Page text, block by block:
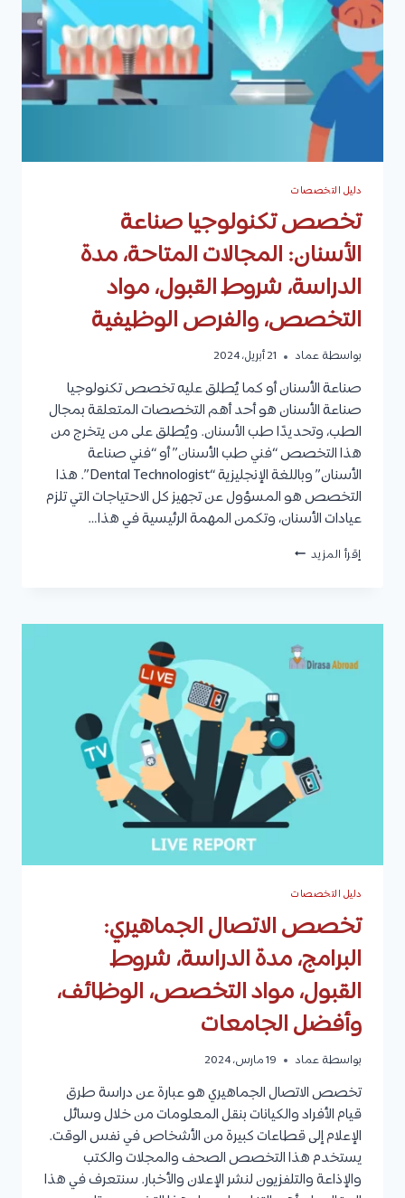
القبول،
والفرص
الوظيفية
دليل التخصصات
تخصص تكنولوجيا صناعة
الأسنان: المجالات المتاحة، مدة
الدراسة، شروط القبول، مواد
التخصص، والفرص الوظيفية
بواسطة عماد 21 أبريل، 2024
صناعة الأسنان أو كما يُطلق عليه تخصص تكنولوجيا
صناعة الأسنان هو أحد أهم التخصصات المتعلقة بمجال
الطب، وتحديدًا طب الأسنان. ويُطلق على من يتخرج من
هذا التخصص “فني طب الأسنان” أو “فني صناعة
الأسنان” وباللغة الإنجليزية “Dental Technologist”. هذا
التخصص هو المسؤول عن تجهيز كل الاحتياجات التي تلزم
عيادات الأسنان، وتكمن المهمة الرئيسية في هذا…
إقرأ المزيد تخصص
المجالات
مدة
الدراسة،
القبول،
مواد
التخصص،
والفرص
الوظيفية
دليل التخصصات
تخصص الاتصال الجماهيري:
البرامج، مدة الدراسة، شروط
القبول، مواد التخصص، الوظائف،
وأفضل الجامعات
بواسطة عماد 19 مارس، 2024
تخصص الاتصال الجماهيري هو عبارة عن دراسة طرق
قيام الأفراد والكيانات بنقل المعلومات من خلال وسائل
الإعلام إلى قطاعات كبيرة من الأشخاص في نفس الوقت.
يستخدم هذا التخصص الصحف والمجلات والكتب
والإذاعة والتلفزيون لنشر الإعلان والأخبار. سنتعرف في هذا